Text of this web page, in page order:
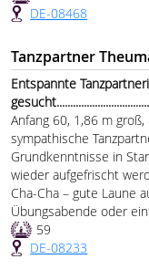
DE-08468
Tanzpartner
Entspannte
Anfang 60, 1,86 m
sympathische
Grundkenntnisse in
wieder aufgefrischt
Cha-Cha – gute Laune
Übungsabende oder
59
DE-08233